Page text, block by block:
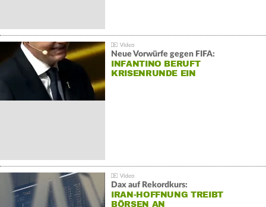
Neue Vorwürfe gegen FIFA:
INFANTINO BERUFT
KRISENRUNDE EIN
Dax auf Rekordkurs:
IRAN-HOFFNUNG TREIBT
BÖRSEN AN